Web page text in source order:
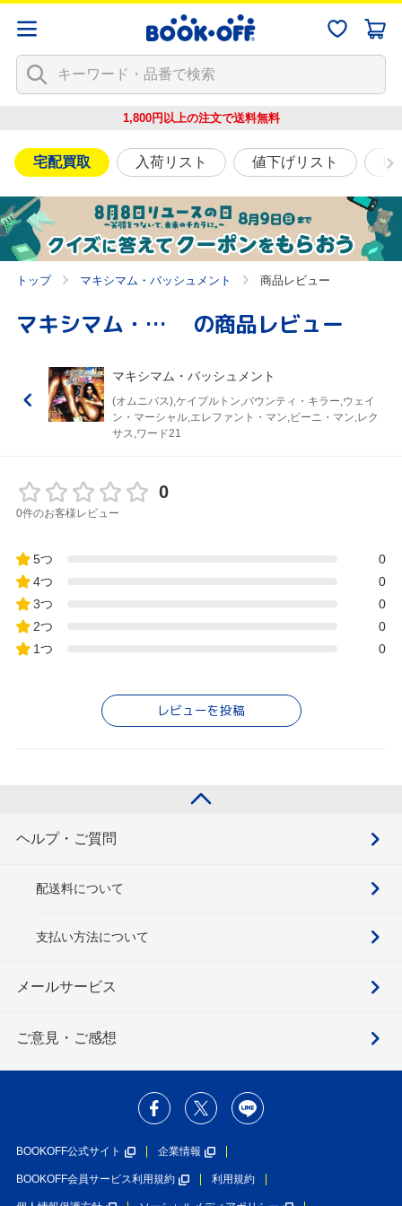
1,800円以上の注文で送料無料
宅配買取 入荷リスト 値下げリスト
トップ マキシマム・バッシュメント 商品レビュー
マキシマム・バッシュメント の商品レビュー
マキシマム・バッシュメント
(オムニバス),ケイプルトン,バウンティ・キラー,ウェイ
ン・マーシャル,エレファント・マン,ビーニ・マン,レク
サス,ワード21
0
0件のお客様レビュー
5つ
0
4つ
0
3つ
0
2つ
0
1つ
0
レビューを投稿
ヘルプ・ご質問
配送料について
支払い方法について
メールサービス
ご意見・ご感想
BOOKOFF公式サイト 企業情報
BOOKOFF会員サービス利用規約 利用規約